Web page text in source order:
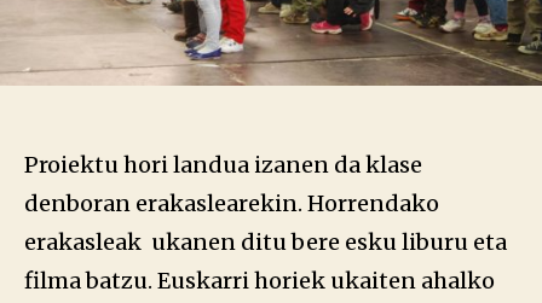
Proiektu hori landua izanen da klase
denboran erakaslearekin. Horrendako
erakasleak ukanen ditu bere esku liburu eta
filma batzu. Euskarri horiek ukaiten ahalko